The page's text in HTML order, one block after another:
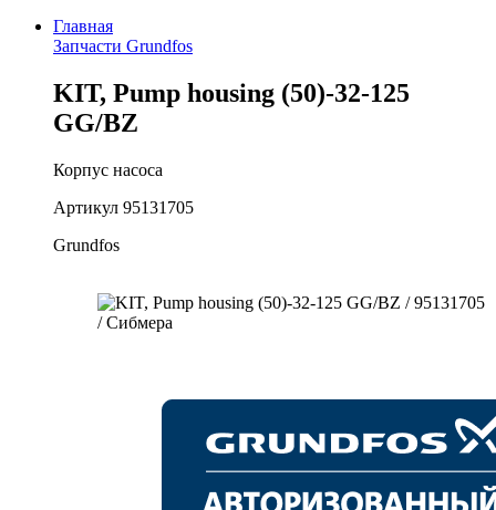
Главная
Запчасти Grundfos
KIT, Pump housing (50)-32-125
GG/BZ
Корпус насоса
Артикул 95131705
Grundfos